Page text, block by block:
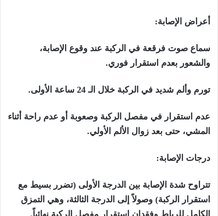
أعراض الإصابة:
سماع صوت فرقعة في الركبة عند وقوع الإصابة،
والشعور بعدم استقرار فوري.
تورم وألم شديد في الركبة خلال الـ 24 ساعة الأولى.
عدم استقرار في مفصل الركبة وصعوبة أو عدم راحة أثناء
المشي، حتى بعد زوال الألم الأولي.
درجات الإصابة:
تتراوح شدة الإصابة بين الدرجة الأولى (تضرر بسيط مع
استقرار الركبة) وصولاً إلى الدرجة الثالثة، وهي التمزق
الكامل للرباط وفقدان استقرار مفصل الركبة نهائياً.